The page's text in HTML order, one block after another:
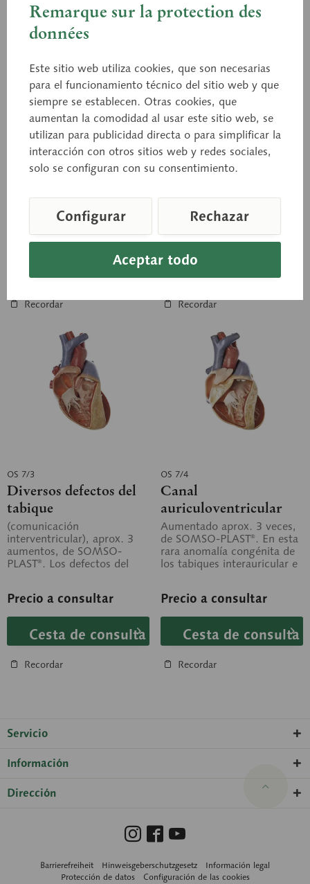
OS 7/1
Transposición de los
grandes vasos
con comunicación
aumentos, de SOMSO-
PLAST®. Un rasgo típico
Precio a consultar
Cesta de consulta
Recordar
OS 7/2
Tetralogía de Fallot
Aumentado aprox. 3 veces,
estenosis de la válvula
Precio a consultar
Cesta de consulta
Recordar
OS 7/3
Diversos defectos del
tabique
interventricular
(comunicación
interventricular), aprox. 3
aumentos, de SOMSO-
PLAST®. Los defectos del
Precio a consultar
Cesta de consulta
Recordar
OS 7/4
Canal
auriculoventricular
completo
Aumentado aprox. 3 veces,
de SOMSO-PLAST®. En esta
rara anomalía congénita de
los tabiques interauricular e
Precio a consultar
Cesta de consulta
Recordar
Servicio
Información
Dirección
Barrierefreiheit Hinweisgeberschutzgesetz
Información legal
Protección de datos
Configuración de las cookies
Remarque sur la protection des
données
Este sitio web utiliza cookies, que son necesarias
para el funcionamiento técnico del sitio web y que
siempre se establecen. Otras cookies, que
aumentan la comodidad al usar este sitio web, se
utilizan para publicidad directa o para simplificar la
interacción con otros sitios web y redes sociales,
solo se configuran con su consentimiento.
Aceptar todo
Configurar Rechazar